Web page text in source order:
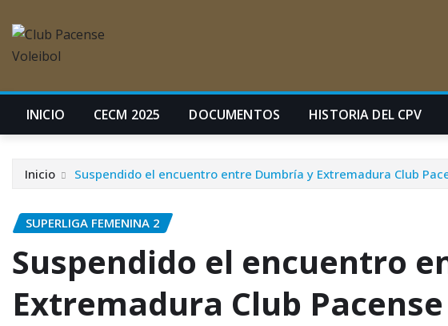
INICIO CECM 2025 DOCUMENTOS HISTORIA DEL CPV
Inicio Suspendido el encuentro entre Dumbría y Extremadura Club
SUPERLIGA FEMENINA 2
Suspendido el encuentro
Extremadura Club